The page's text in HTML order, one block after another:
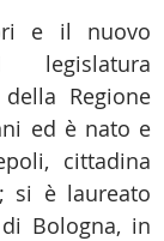
e il nuovo
legislatura
della Regione
ed è nato e
cittadina
si è laureato
Bologna, in